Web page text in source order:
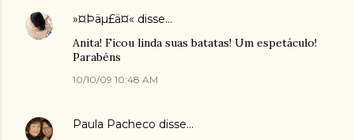
»¤Þäµ£ä¤« disse…
Anita! Ficou linda suas batatas! Um espetáculo!
Parabéns
10/10/09 10:48 AM
Paula Pacheco disse…